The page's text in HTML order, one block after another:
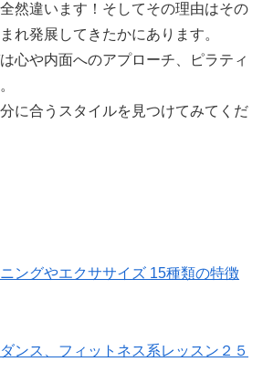
然違います！そしてその理由はその
れ発展してきたかにあります。
心や内面へのアプローチ、ピラティ
に合うスタイルを見つけてみてくだ
ニングやエクササイズ 15種類の特徴
ンス、フィットネス系レッスン２５